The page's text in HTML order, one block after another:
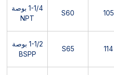
105
S60
1-1/4 بوصة
NPT
114
S65
1-1/2 بوصة
BSPP